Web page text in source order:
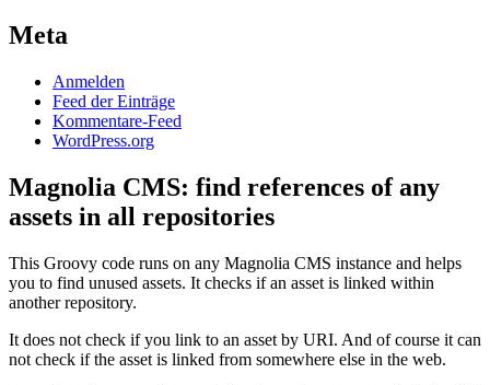
Meta
Anmelden
Feed der Einträge
Kommentare-Feed
WordPress.org
Magnolia CMS: find references of any
assets in all repositories
This Groovy code runs on any Magnolia CMS instance and helps
you to find unused assets. It checks if an asset is linked within
another repository.
It does not check if you link to an asset by URI. And of course it can
not check if the asset is linked from somewhere else in the web.